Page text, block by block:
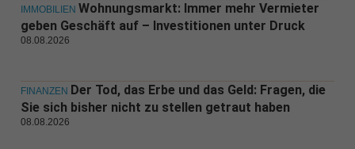
IMMOBILIEN Wohnungsmarkt: Immer mehr Vermieter
geben Geschäft auf – Investitionen unter Druck
08.08.2026
FINANZEN Der Tod, das Erbe und das Geld: Fragen, die
Sie sich bisher nicht zu stellen getraut haben
08.08.2026